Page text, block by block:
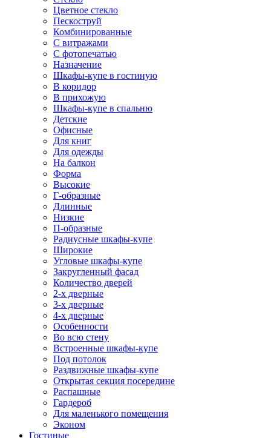
Цветное стекло
Пескоструй
Комбинированные
С витражами
С фотопечатью
Назначение
Шкафы-купе в гостиную
В коридор
В прихожую
Шкафы-купе в спальню
Детские
Офисные
Для книг
Для одежды
На балкон
Форма
Высокие
Г-образные
Длинные
Низкие
П-образные
Радиусные шкафы-купе
Широкие
Угловые шкафы-купе
Закругленный фасад
Количество дверей
2-х дверные
3-х дверные
4-х дверные
Особенности
Во всю стену
Встроенные шкафы-купе
Под потолок
Раздвижные шкафы-купе
Открытая секция посередине
Распашные
Гардероб
Для маленького помещения
Эконом
Гостиные